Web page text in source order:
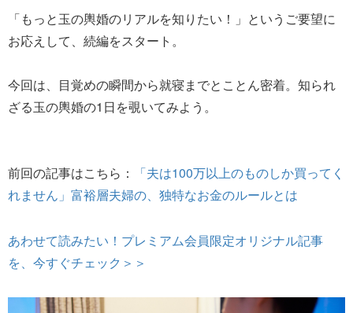
「もっと玉の輿婚のリアルを知りたい！」というご要望に
お応えして、続編をスタート。
今回は、目覚めの瞬間から就寝までとことん密着。知られ
ざる玉の輿婚の1日を覗いてみよう。
前回の記事はこちら：
「夫は100万以上のものしか買ってく
れません」富裕層夫婦の、独特なお金のルールとは
あわせて読みたい！プレミアム会員限定オリジナル記事
を、今すぐチェック＞＞